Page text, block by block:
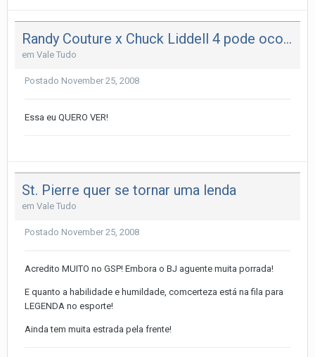
Randy Couture x Chuck Liddell 4 pode ocorrer ano que vem
em Vale Tudo
Postado November 25, 2008
Essa eu QUERO VER!
St. Pierre quer se tornar uma lenda
em Vale Tudo
Postado November 25, 2008
Acredito MUITO no GSP! Embora o BJ aguente muita porrada!
E quanto a habilidade e humildade, comcerteza está na fila para
LEGENDA no esporte!
Ainda tem muita estrada pela frente!